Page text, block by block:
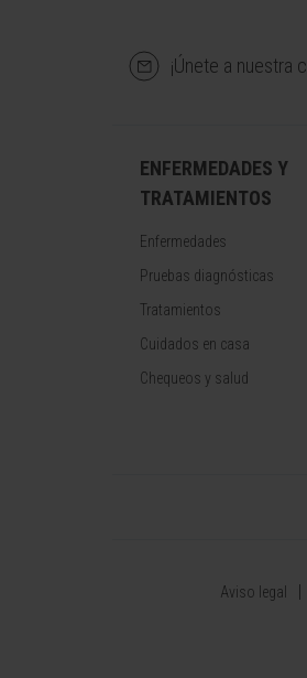
¡Únete a nuestra
ENFERMEDADES Y
TRATAMIENTOS
Enfermedades
Pruebas diagnósticas
Tratamientos
Cuidados en casa
Chequeos y salud
Aviso legal